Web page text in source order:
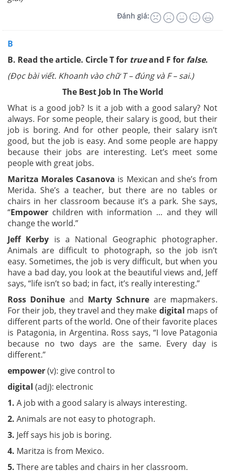
Đánh giá:
B
B. Read the article. Circle T for trueand F for false.
(Đọc bài viết. Khoanh vào chữ T – đúng và F – sai.)
The Best Job In The World
What is a good job? Is it a job with a good salary? Not
always. For some people, their salary is good, but their
job is boring. And for other people, their salary isn’t
good, but the job is easy. And some people are happy
because their jobs are interesting. Let’s meet some
people with great jobs.
Maritza Morales Casanova is Mexican and she’s from
Merida. She’s a teacher, but there are no tables or
chairs in her classroom because it’s a park. She says,
“Empower children with information … and they will
change the world.”
Jeff Kerby is a National Geographic photographer.
Animals are difficult to photograph, so the job isn’t
easy. Sometimes, the job is very difficult, but when you
have a bad day, you look at the beautiful views and, Jeff
says, “life isn’t so bad; in fact, it’s really interesting.”
Ross Donihue and Marty Schnure are mapmakers.
For their job, they travel and they make digital maps of
different parts of the world. One of their favorite places
is Patagonia, in Argentina. Ross says, “I love Patagonia
because no two days are the same. Every day is
different.”
empower(v): give control to
digital (adj): electronic
1. A job with a good salary is always interesting.
2. Animals are not easy to photograph.
3. Jeff says his job is boring.
4. Maritza is from Mexico.
5. There are tables and chairs in her classroom.